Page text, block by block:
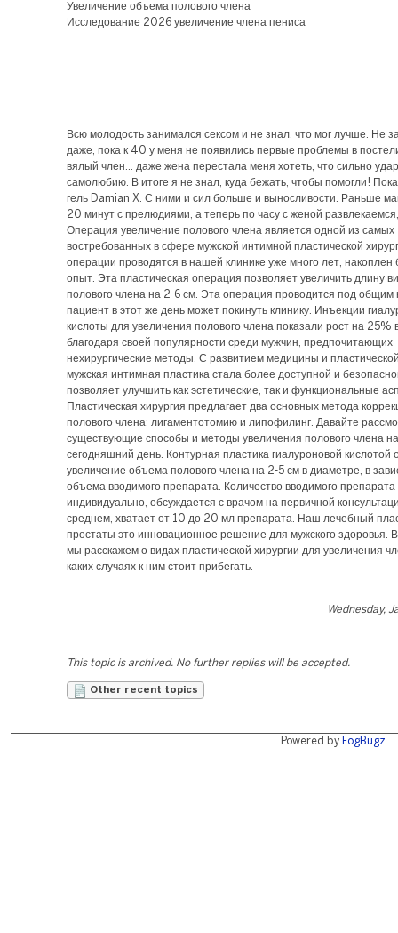
Увеличение объема полового члена
Исследование 2026 увеличение члена пениса
Всю молодость занимался сексом и не знал, что мог лучше. Не
даже, пока к 40 у меня не появились первые проблемы в
вялый член… даже жена перестала меня хотеть, что сильно
самолюбию. В итоге я не знал, куда бежать, чтобы помогли!
гель Damian X. С ними и сил больше и выносливости. Раньше
20 минут с прелюдиями, а теперь по часу с женой
Операция увеличение полового члена является одной из самых
востребованных в сфере мужской интимной пластической
операции проводятся в нашей клинике уже много лет, накоплен
опыт. Эта пластическая операция позволяет увеличить длину
полового члена на 2-6 см. Эта операция проводится под общим
пациент в этот же день может покинуть клинику. Инъекции
кислоты для увеличения полового члена показали рост на 25%
благодаря своей популярности среди мужчин, предпочитающих
нехирургические методы. С развитием медицины и
мужская интимная пластика стала более доступной и
позволяет улучшить как эстетические, так и функциональные
Пластическая хирургия предлагает два основных метода
полового члена: лигаментотомию и липофилинг. Давайте
существующие способы и методы увеличения полового члена на
сегодняшний день. Контурная пластика гиалуроновой кислотой
увеличение объема полового члена на 2-5 см в диаметре, в
объема вводимого препарата. Количество вводимого препарата
индивидуально, обсуждается с врачом на первичной
среднем, хватает от 10 до 20 мл препарата. Наш лечебный
простаты это инновационное решение для мужского здоровья. В
мы расскажем о видах пластической хирургии для увеличения
каких случаях к ним стоит прибегать.
Wednesday,
This topic is archived. No further replies will be accepted.
Other recent topics
Powered by FogBugz